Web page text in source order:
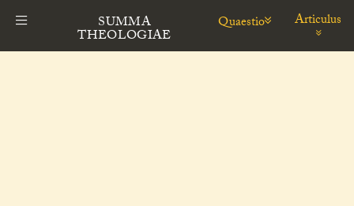
SUMMA
THEOLOGIAE
Quaestio Articulus